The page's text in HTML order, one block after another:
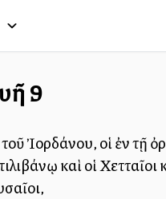
9
Ἰορδάνου, οἱ ἐν τῇ
καὶ οἱ Χετταῖοι